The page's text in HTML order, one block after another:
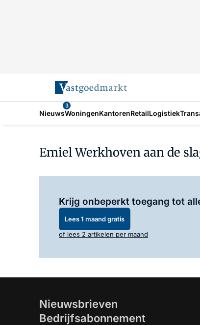
Nieuws
3
WoningenKantorenRetailLogistiek
Emiel Werkhoven aan de
Krijg onbeperkt toegang tot
Lees 1 maand gratis
of lees 2 artikelen per maand
Nieuwsbrieven
Bedrijfsabonnement